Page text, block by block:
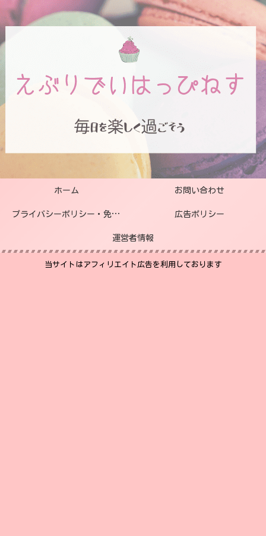
ホーム お問い合わせ
プライバシーポリシー・免責事項 広告ポリシー
運営者情報
当サイトはアフィリエイト広告を利用しております